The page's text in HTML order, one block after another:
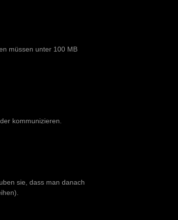
müssen unter 100 MB
kommunizieren.
sie, dass man danach